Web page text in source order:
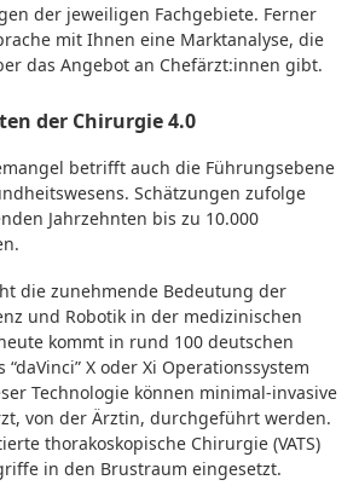
der jeweiligen Fachgebiete. Ferner
mit Ihnen eine Marktanalyse, die
das Angebot an Chefärzt:innen gibt.
der Chirurgie 4.0
betrifft auch die Führungsebene
Schätzungen zufolge
Jahrzehnten bis zu 10.000
die zunehmende Bedeutung der
und Robotik in der medizinischen
kommt in rund 100 deutschen
X oder Xi Operationssystem
Technologie können minimal-invasive
von der Ärztin, durchgeführt werden.
thorakoskopische Chirurgie (VATS)
in den Brustraum eingesetzt.